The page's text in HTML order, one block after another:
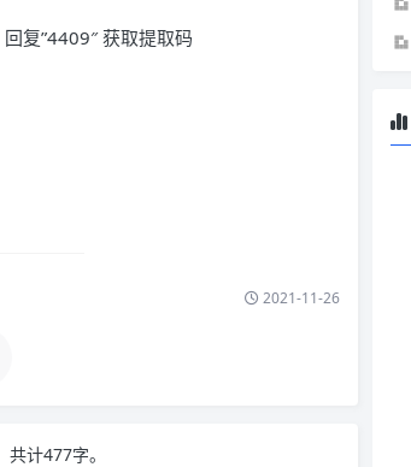
复”4409″ 获取提取码
2021-11-26
计477字。